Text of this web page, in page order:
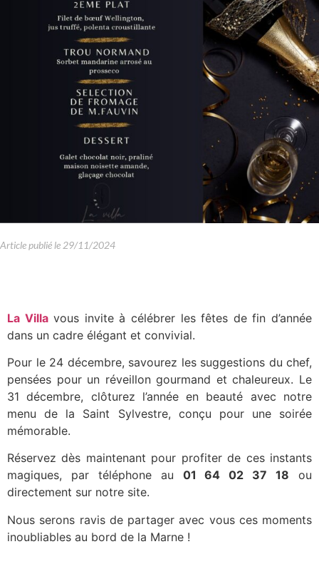
Article publié le 29/11/2024
La Villavous invite à célébrer les fêtes de fin d’année
dans un cadre élégant et convivial.
Pour le 24 décembre, savourez les suggestions du chef,
pensées pour un réveillon gourmand et chaleureux. Le
31 décembre, clôturez l’année en beauté avec notre
menu de la Saint Sylvestre, conçu pour une soirée
mémorable.
Réservez dès maintenant pour profiter de ces instants
magiques, par téléphone au 01 64 02 37 18 ou
directement sur notre site.
Nous serons ravis de partager avec vous ces moments
inoubliables au bord de la Marne !